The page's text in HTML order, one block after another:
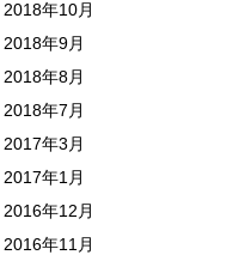
2018年10月
2018年9月
2018年8月
2018年7月
2017年3月
2017年1月
2016年12月
2016年11月